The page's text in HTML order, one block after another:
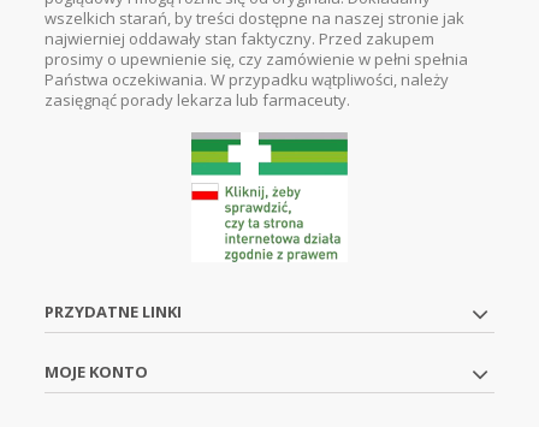
wszelkich starań, by treści dostępne na naszej stronie jak
najwierniej oddawały stan faktyczny. Przed zakupem
prosimy o upewnienie się, czy zamówienie w pełni spełnia
Państwa oczekiwania. W przypadku wątpliwości, należy
zasięgnąć porady lekarza lub farmaceuty.
PRZYDATNE LINKI
MOJE KONTO